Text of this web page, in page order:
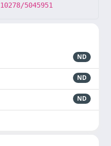
5045951
ND
ND
ND